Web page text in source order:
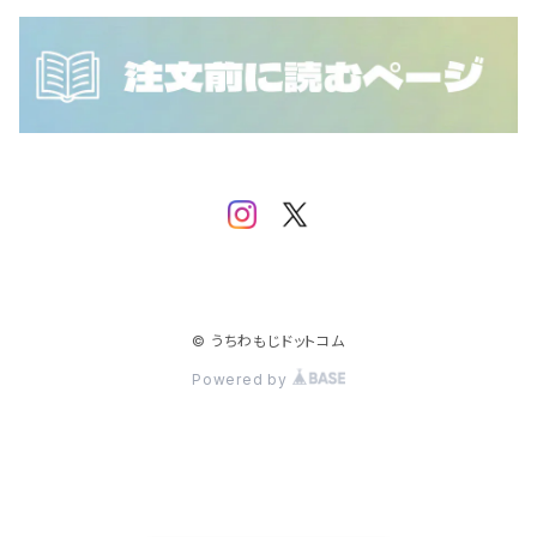
NCT WISH
SEVENTEEN
SF9
TOMORROW X TOGETHER
IVE
iKON
© うちわもじドットコム
Powered by